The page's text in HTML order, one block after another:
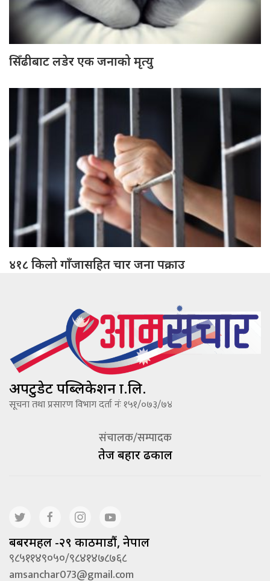
सिँढीबाट लडेर एक जनाको मृत्यु
४१८ किलो गाँजासहित चार जना पक्राउ
अपटुडेट पब्लिकेशन प्रा.लि.
सूचना तथा प्रसारण विभाग दर्ता नंः १५१/०७३/७४
संचालक/सम्पादक
तेज बहादूर ढकाल
बबरमहल -२९ काठमाडौं, नेपाल
९८५११४९०५०/९८४१४७८७६८
amsanchar073@gmail.com